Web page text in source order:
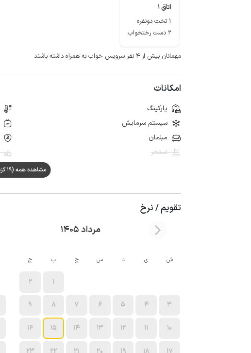
اتاق 1
1 تخت دونفره
2 دست رختخواب
مهمانان بیش از ۴ نفر سرویس خواب به همراه داشته باشند
امکانات
پارکینگ
سیستم سرمایش
مبلمان
استخر
مشاهده همه (19 گزینه)
تقویم / نرخ
مرداد 1405
ش ی د س چ پ ج
1
2
3
4
5
6
7
8
9
10
11
12
13
14
15
16